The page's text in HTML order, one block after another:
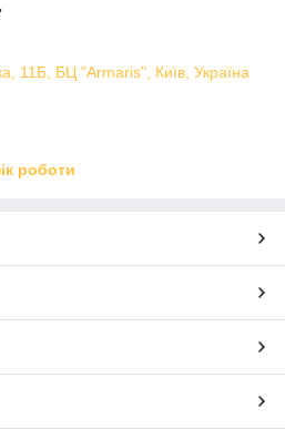
11Б, БЦ "Armaris", Київ, Україна
роботи